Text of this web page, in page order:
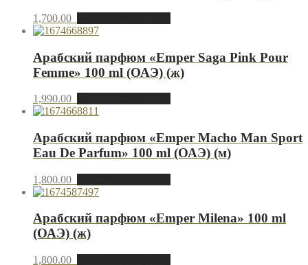
1,700.00
Арабский парфюм «Emper Saga Pink Pour
Femme» 100 ml (ОАЭ) (ж)
1,990.00
Арабский парфюм «Emper Macho Man Sport
Eau De Parfum» 100 ml (ОАЭ) (м)
1,800.00
Арабский парфюм «Emper Milena» 100 ml
(ОАЭ) (ж)
1,800.00